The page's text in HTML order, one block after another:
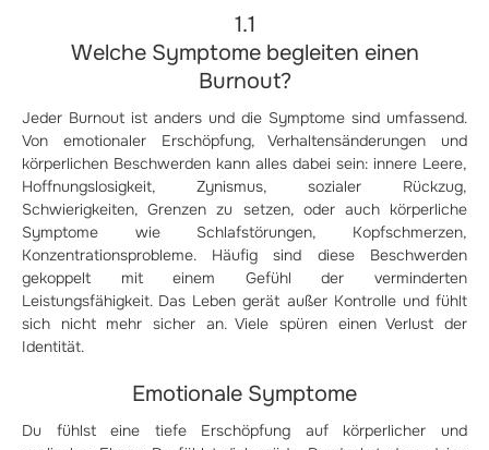
1.1
Welche Symptome begleiten einen
Burnout?
Jeder Burnout ist anders und die Symptome sind umfassend.
Von emotionaler Erschöpfung, Verhaltensänderungen und
körperlichen Beschwerden kann alles dabei sein: innere Leere,
Hoffnungslosigkeit, Zynismus, sozialer Rückzug,
Schwierigkeiten, Grenzen zu setzen, oder auch körperliche
Symptome wie Schlafstörungen, Kopfschmerzen,
Konzentrationsprobleme. Häufig sind diese Beschwerden
gekoppelt mit einem Gefühl der verminderten
Leistungsfähigkeit. Das Leben gerät außer Kontrolle und fühlt
sich nicht mehr sicher an. Viele spüren einen Verlust der
Identität.
Emotionale Symptome
Du fühlst eine tiefe Erschöpfung auf körperlicher und